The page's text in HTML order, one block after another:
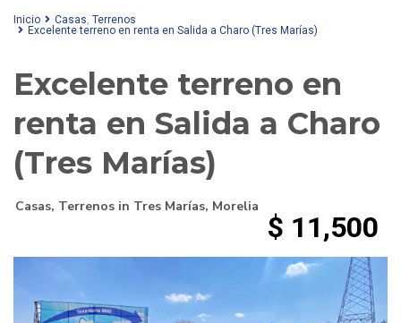
Inicio Casas, Terrenos
Excelente terreno en renta en Salida a Charo (Tres Marías)
Excelente terreno en
renta en Salida a Charo
(Tres Marías)
Casas, Terrenos in Tres Marías, Morelia
$ 11,500